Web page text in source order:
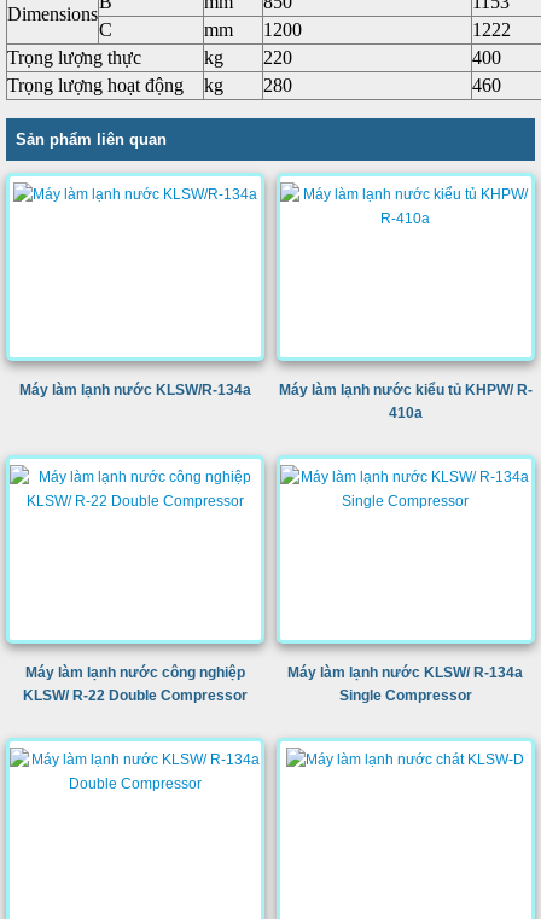
Dimensions
C
mm 1200
1222
Trọng lượng thực
kg 220
400
Trọng lượng hoạt động
kg 280 460
Sản phẩm liên quan
Máy làm lạnh nước KLSW/R-134a
Máy làm lạnh nước kiểu tủ KHPW/ R-
410a
Máy làm lạnh nước công nghiệp
KLSW/ R-22 Double Compressor
Máy làm lạnh nước KLSW/ R-134a
Single Compressor